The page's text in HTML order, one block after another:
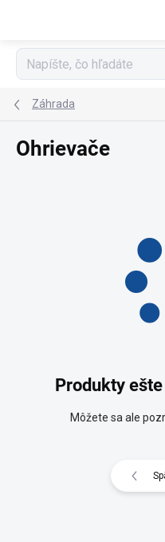
Záhrada
Ohrievače
Produkty
Môžete sa ale